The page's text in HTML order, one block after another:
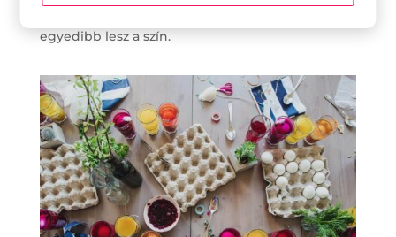
Egy tojásra többféle színt is kenhetsz, úgy még
egyedibb lesz a szín.